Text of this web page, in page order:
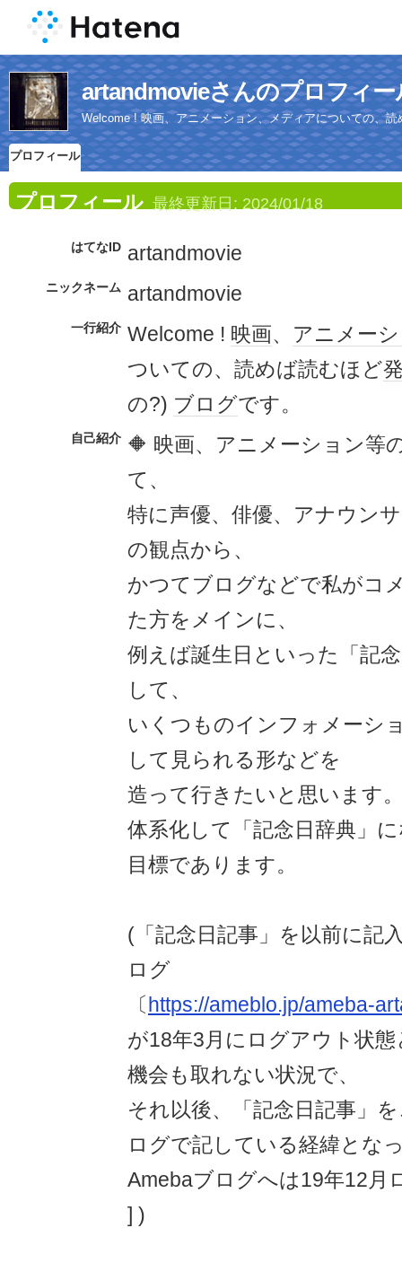
artandmovieさんのプロフィー
Welcome ! 映画、アニメーション、メディアについての、
プロフィール
プロフィール 最終更新日: 2024/01/18
はてなID artandmovie
ニックネーム artandmovie
一行紹介 Welcome ! 映画、 アニメー
ついての、読めば読むほど
の?) ブログです。
自己紹介 🔶 映画、アニメーション等
て、
特に声優、俳優、アナウン
の観点から、
かつてブログなどで私がコ
た方をメインに、
例えば誕生日といった「記
して、
いくつものインフォメーシ
して見られる形などを
造って行きたいと思います
体系化して「記念日辞典」
目標であります。
(「記念日記事」を以前に記
ログ
〔 https://ameblo.jp/ameba-
が18年3月にログアウト状
機会も取れない状況で、
それ以後、「記念日記事」
ログで記している経緯とな
Amebaブログへは19年12月
] )